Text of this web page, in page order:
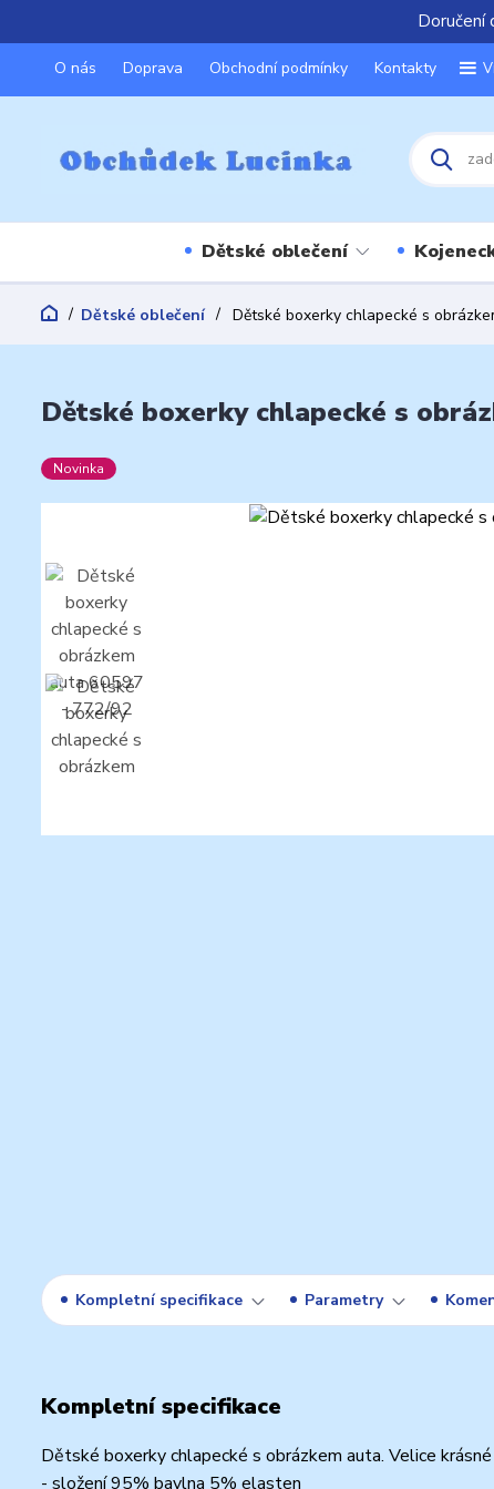
Doručení
O nás Doprava Obchodní podmínky Kontakty
Dětské oblečení
Dětské oblečení Dětské boxerky chlapecké s
Dětské boxerky chlapecké s
Novinka
Kompletní specifikace Parametry
Kompletní specifikace
Dětské boxerky chlapecké s obrázkem auta. Velice
- složení 95% bavlna 5% elasten